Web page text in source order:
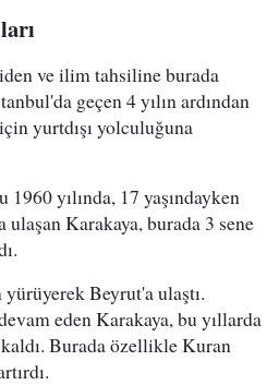
ve ilim tahsiline burada
geçen 4 yılın ardından
yurtdışı yolculuğuna
yılında, 17 yaşındayken
Karakaya, burada 3 sene
yürüyerek Beyrut'a ulaştı.
eden Karakaya, bu yıllarda
Burada özellikle Kuran